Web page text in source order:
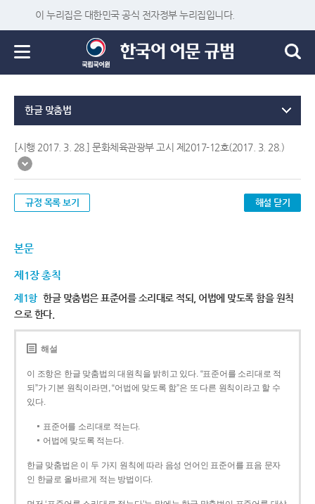
이 누리집은 대한민국 공식 전자정부 누리집입니다.
한글 맞춤법
[시행 2017. 3. 28.] 문화체육관광부 고시 제2017-12호(2017. 3. 28.)
규정 목록 보기 해설 닫기
본문
제1장 총칙
제1항 한글 맞춤법은 표준어를 소리대로 적되, 어법에 맞도록 함을 원칙
으로 한다.
해설
이 조항은 한글 맞춤법의 대원칙을 밝히고 있다. “표준어를 소리대로 적
되”가 기본 원칙이라면, “어법에 맞도록 함”은 또 다른 원칙이라고 할 수
있다.
표준어를 소리대로 적는다.
어법에 맞도록 적는다.
한글 맞춤법은 이 두 가지 원칙에 따라 음성 언어인 표준어를 표음 문자
인 한글로 올바르게 적는 방법이다.